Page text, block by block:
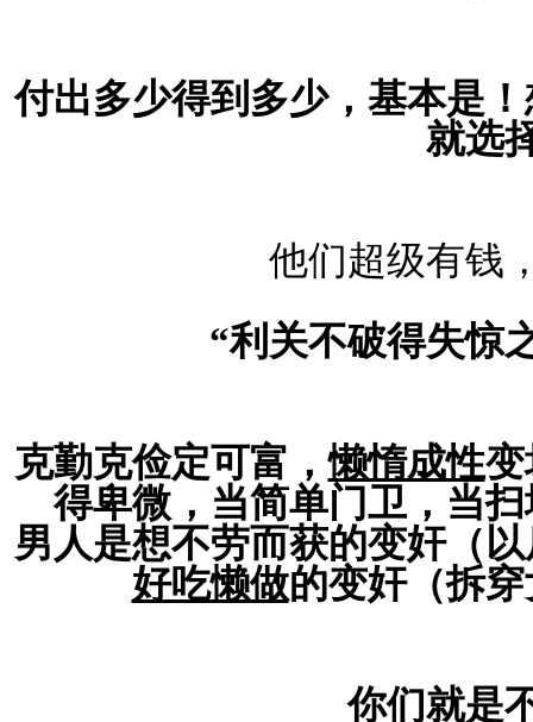
付出多少得到多少，基本是
就选
他们超级有钱
“利关不破得失惊
克勤克俭定可富，懒惰成性变
得卑微，当简单门卫，当
男人是想不劳而获的变奸（
好吃懒做的变奸（拆
你们就是